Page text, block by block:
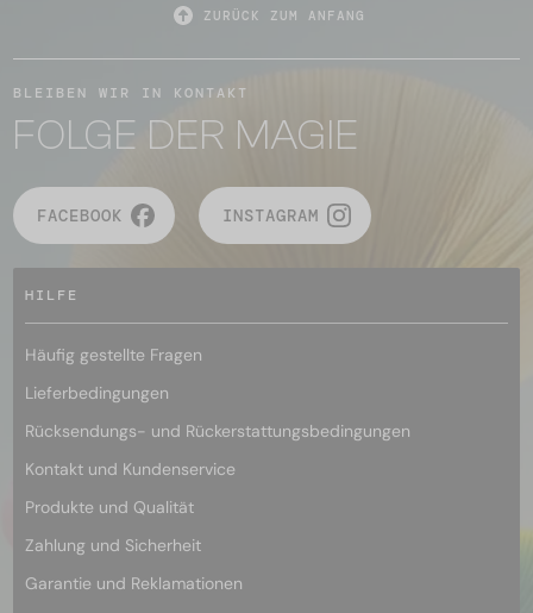
ZURÜCK ZUM ANFANG
BLEIBEN WIR IN KONTAKT
FOLGE DER MAGIE
FACEBOOK INSTAGRAM
HILFE
Häufig gestellte Fragen
Lieferbedingungen
Rücksendungs- und Rückerstattungsbedingungen
Kontakt und Kundenservice
Produkte und Qualität
Zahlung und Sicherheit
Garantie und Reklamationen